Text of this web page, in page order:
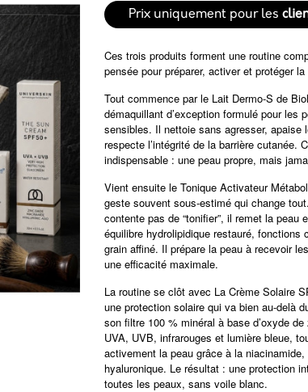
×
×
Créer une liste d'envies
×
produits à votre liste d'envies.
Annuler
Prix uniquement pour les
Ces trois produits forment une routine
pensée pour préparer, activer et protéger
Tout commence par le Lait Dermo-S de
démaquillant d’exception formulé pour les
sensibles. Il nettoie sans agresser, apaise
respecte l’intégrité de la barrière cutanée.
indispensable : une peau propre, mais
Vient ensuite le Tonique Activateur
geste souvent sous-estimé qui change
contente pas de “tonifier”, il remet la peau
équilibre hydrolipidique restauré, fonctions
grain affiné. Il prépare la peau à recevoir
une efficacité maximale.
La routine se clôt avec La Crème Solaire
une protection solaire qui va bien au-delà
son filtre 100 % minéral à base d’oxyde
UVA, UVB, infrarouges et lumière bleue,
activement la peau grâce à la
hyaluronique. Le résultat : une protection
toutes les peaux, sans voile blanc.